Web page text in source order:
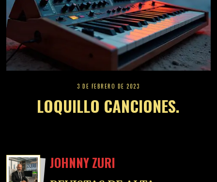
3 DE FEBRERO DE 2023
LOQUILLO CANCIONES.
JOHNNY ZURI